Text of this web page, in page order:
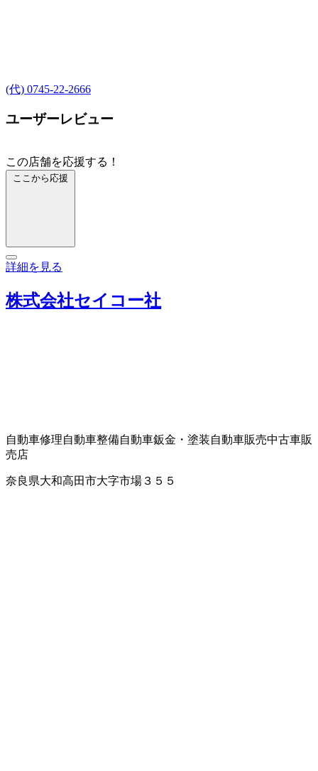
(代) 0745-22-2666
ユーザーレビュー
この店舗を応援する！
ここから応援
詳細を見る
株式会社セイコー社
自動車修理自動車整備自動車鈑金・塗装自動車販売中古車販
売店
奈良県大和高田市大字市場３５５